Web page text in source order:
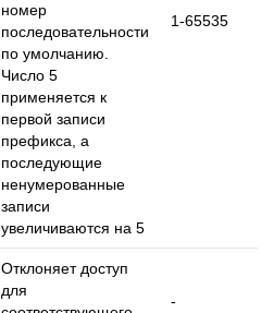
номер
последовательности
по умолчанию.
Число 5
применяется к
первой записи
префикса, а
последующие
ненумерованные
записи
увеличиваются на 5
1-65535
Отклоняет доступ
для
-